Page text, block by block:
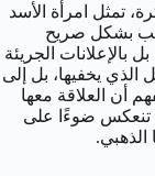
تمثل امرأة الأسد
بشكل صريح
بالإعلانات الجريئة
يخفيها، بل إلى
أن العلاقة معها
تنعكس ضوءًا على
الذهبي.